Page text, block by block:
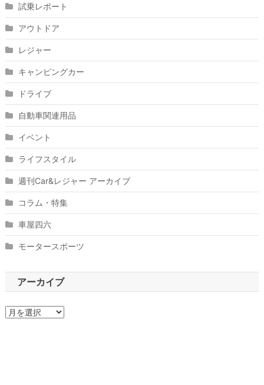
試乗レポート
アウトドア
レジャー
キャンピングカー
ドライブ
自動車関連用品
イベント
ライフスタイル
週刊Car&レジャー アーカイブ
コラム・特集
車屋四六
モータースポーツ
アーカイブ
ア